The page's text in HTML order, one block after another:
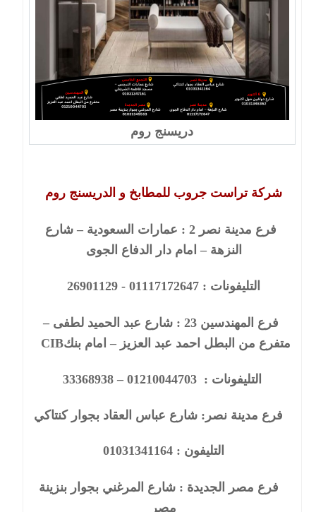
دريسنج روم
شركة تراست جروب للمطابخ و الدريسنج روم
فرع مدينة نصر : 2 عمارات السعودية – شارع
النزهة – امام دار الدفاع الجوى
التليفونات : 26901129 - 01117172647
فرع المهندسين : 23شارع عبد الحميد لطفى –
متفرع من البطل احمد عبد العزيز – امام بنكCIB
التليفونات : 33368938 – 01210044703
فرع مدينة نصر: شارع عباس العقاد بجوار كنتاكي
التليفون : 01031341164
فرع مصر الجديدة : شارع المرغني بجوار بنزينة
مصر